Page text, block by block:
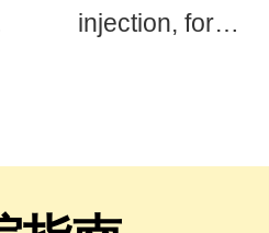
injection, for
醫材病友意見分
蒐集意見，敬請